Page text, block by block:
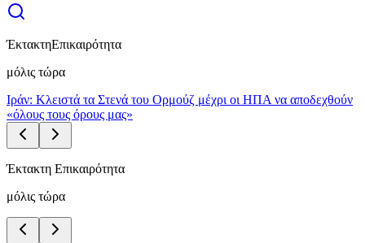
ΈκτακτηΕπικαιρότητα
μόλις τώρα
Ιράν: Κλειστά τα Στενά του Ορμούζ μέχρι οι ΗΠΑ να αποδεχθούν
«όλους τους όρους μας»
Έκτακτη Επικαιρότητα
μόλις τώρα